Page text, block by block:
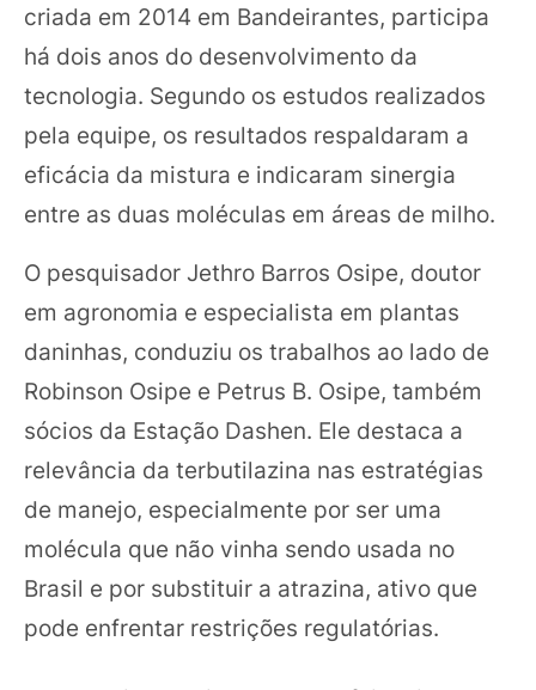
criada em 2014 em Bandeirantes, participa
há dois anos do desenvolvimento da
tecnologia. Segundo os estudos realizados
pela equipe, os resultados respaldaram a
eficácia da mistura e indicaram sinergia
entre as duas moléculas em áreas de milho.
O pesquisador Jethro Barros Osipe, doutor
em agronomia e especialista em plantas
daninhas, conduziu os trabalhos ao lado de
Robinson Osipe e Petrus B. Osipe, também
sócios da Estação Dashen. Ele destaca a
relevância da terbutilazina nas estratégias
de manejo, especialmente por ser uma
molécula que não vinha sendo usada no
Brasil e por substituir a atrazina, ativo que
pode enfrentar restrições regulatórias.